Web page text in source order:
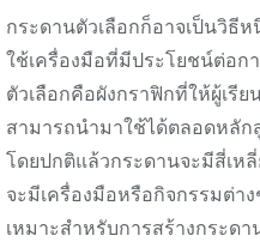
กระดานตัวเลือกก็อาจเป็นวิธี
ใช้เครื่องมือที่มีประโยชน์ต่อก
ตัวเลือกคือผังกราฟิกที่ให้ผู้เรีย
สามารถนำมาใช้ได้ตลอดหลัก
โดยปกติแล้วกระดานจะมีสี่เห
จะมีเครื่องมือหรือกิจกรรมต่าง
เหมาะสำหรับการสร้างกระดา